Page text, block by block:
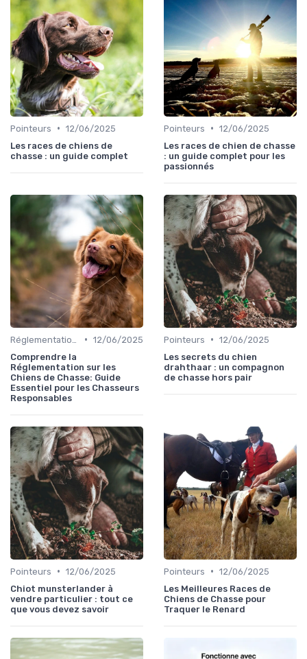
Pointeurs • 12/06/2025
Les races de chiens de
chasse : un guide complet
Pointeurs • 12/06/2025
Les races de chien de chasse
: un guide complet pour les
passionnés
• 12/06/2025
Comprendre la
Réglementation sur les
Chiens de Chasse: Guide
Essentiel pour les Chasseurs
Responsables
Pointeurs • 12/06/2025
Les secrets du chien
drahthaar : un compagnon
de chasse hors pair
Pointeurs • 12/06/2025
Chiot munsterlander à
vendre particulier : tout ce
que vous devez savoir
Pointeurs • 12/06/2025
Les Meilleures Races de
Chiens de Chasse pour
Traquer le Renard